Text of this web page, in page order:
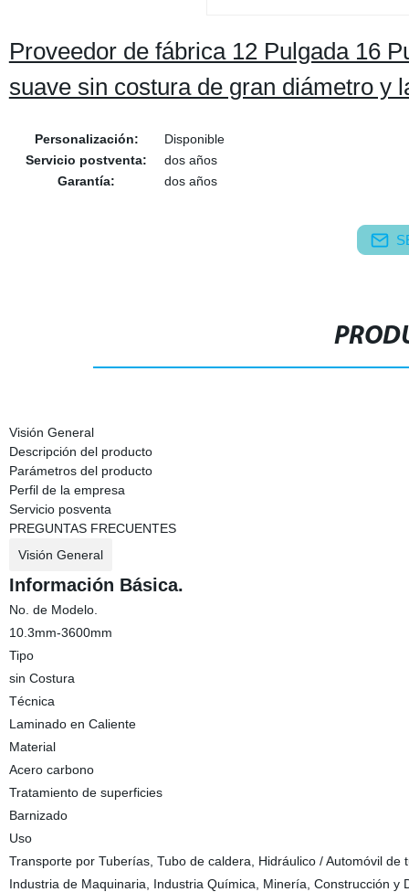
Proveedor de fábrica 12 Pulgada 16
suave sin costura de gran diámetro y
Personalización:
Disponible
Servicio postventa:
dos años
Garantía:
dos años
Visión General
Descripción del producto
Parámetros del producto
Perfil de la empresa
Servicio posventa
PREGUNTAS FRECUENTES
Visión General
Información Básica.
No. de Modelo.
10.3mm-3600mm
Tipo
sin Costura
Técnica
Laminado en Caliente
Material
Acero carbono
Tratamiento de superficies
Barnizado
Uso
Transporte por Tuberías, Tubo de caldera, Hidráulico / Automóvil
Industria de Maquinaria, Industria Química, Minería, Construcción y